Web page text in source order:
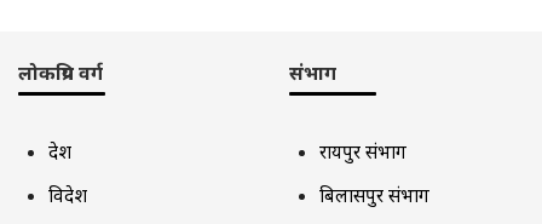
लोकप्रिय वर्ग
देश
विदेश
संभाग
रायपुर संभाग
बिलासपुर संभाग